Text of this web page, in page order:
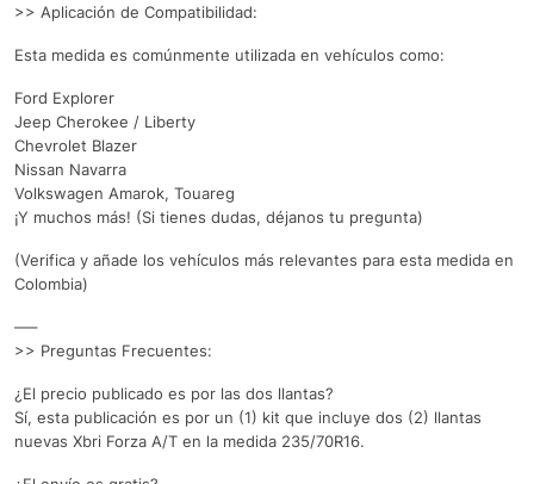
>> Aplicación de Compatibilidad:
Esta medida es comúnmente utilizada en vehículos como:
Ford Explorer
Jeep Cherokee / Liberty
Chevrolet Blazer
Nissan Navarra
Volkswagen Amarok, Touareg
¡Y muchos más! (Si tienes dudas, déjanos tu pregunta)
(Verifica y añade los vehículos más relevantes para esta medida en
Colombia)
—–
>> Preguntas Frecuentes:
¿El precio publicado es por las dos llantas?
Sí, esta publicación es por un (1) kit que incluye dos (2) llantas
nuevas Xbri Forza A/T en la medida 235/70R16.